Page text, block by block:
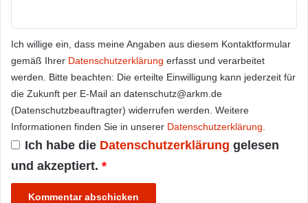
Ich willige ein, dass meine Angaben aus diesem Kontaktformular
gemäß Ihrer Datenschutzerklärung erfasst und verarbeitet
werden. Bitte beachten: Die erteilte Einwilligung kann jederzeit für
die Zukunft per E-Mail an datenschutz@arkm.de
(Datenschutzbeauftragter) widerrufen werden. Weitere
Informationen finden Sie in unserer Datenschutzerklärung
Ich habe die Datenschutzerklärung gelesen
und akzeptiert. *